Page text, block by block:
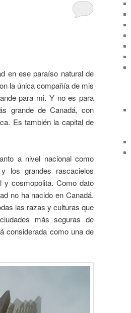
en ese paraíso natural de
la única compañía de mis
para mi. Y no es para
grande de Canadá, con
Es también la capital de
a nivel nacional como
los grandes rascacielos
y cosmopolita. Como dato
no ha nacido en Canadá.
las razas y culturas que
más seguras de
considerada como una de